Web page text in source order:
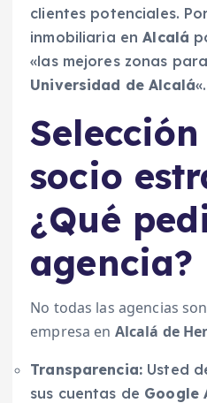
clientes potenciales.
inmobiliaria enAlcalá
«las mejores zonas
Universidad de Alcalá«.
socio
¿Qué
agencia?
No todas las agencias
empresa en Alcalá de
Transparencia: Usted
sus cuentas de Google